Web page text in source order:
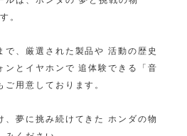
。
で、厳選された製品や 活動の歴史
ンとイヤホンで 追体験できる「音
ご用意しております。
、夢に挑み続けてきた ホンダの物